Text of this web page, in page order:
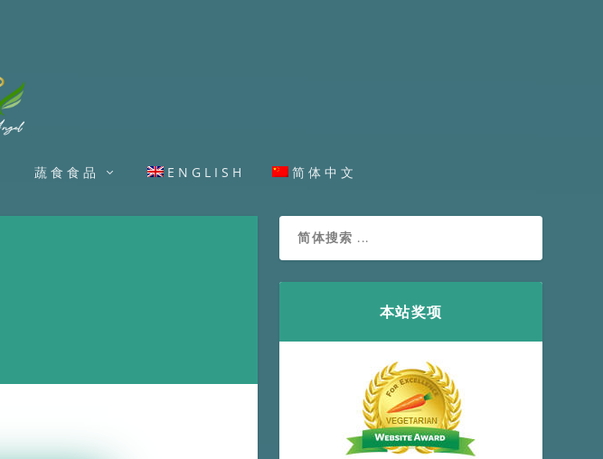
蔬食食品 ENGLISH 简体中文
本站奖项